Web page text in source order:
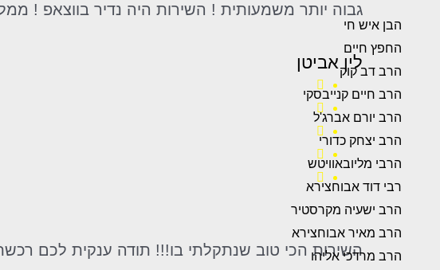
הבן איש חי
החפץ חיים
הרב דב קוק
הרב חיים קנייבסקי
הרב יורם אברג'ל
הרב יצחק כדורי
הרבי מליובאוויטש
רבי דוד אבוחצירא
הרב ישעיה מקרסטיר
הרב מאיר אבוחצירא
הרב מרדכי אליהו
גבוה יותר משמעותית ! השירות היה נדיר בווצאפ !
לין אביטן
השירות הכי טוב שנתקלתי בו!!! תודה ענקית לכם